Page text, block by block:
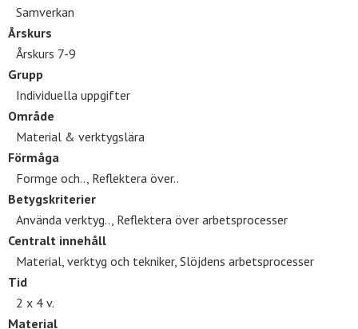
Samverkan
Årskurs
Årskurs 7-9
Grupp
Individuella uppgifter
Område
Material & verktygslära
Förmåga
Formge och.., Reflektera över..
Betygskriterier
Använda verktyg.., Reflektera över arbetsprocesser
Centralt innehåll
Material, verktyg och tekniker, Slöjdens arbetsprocesser
Tid
2 x 4 v.
Material